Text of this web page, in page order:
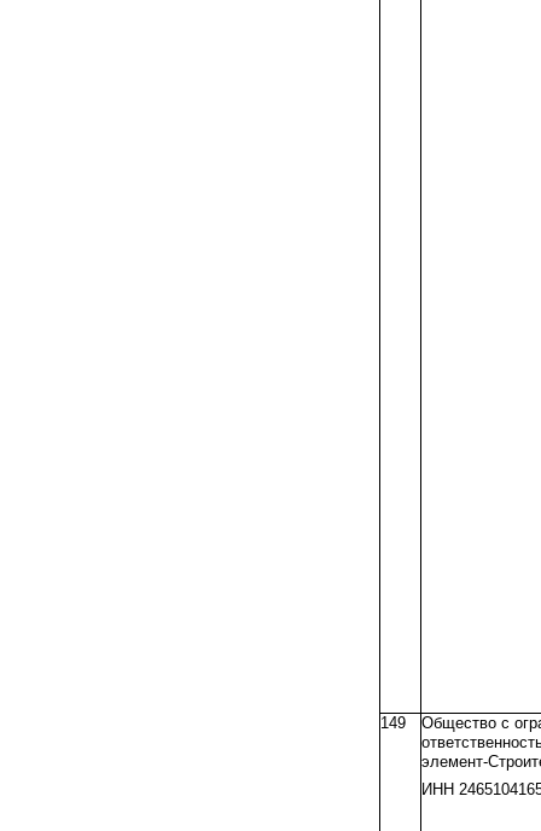
149
Общество с
элемент-
ИНН